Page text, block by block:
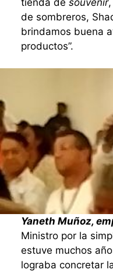
de sombreros,
brindamos buena
productos”.
Yaneth Muñoz,
Ministro por la
estuve muchos
lograba concretar